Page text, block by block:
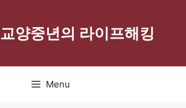
교양중년의 라이프해킹
Menu